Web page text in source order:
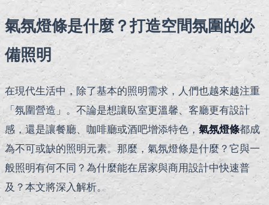
氣氛燈條是什麼？打造空間氛圍的必
備照明
在現代生活中，除了基本的照明需求，人們也越來越注重
「氛圍營造」。不論是想讓臥室更溫馨、客廳更有設計
感，還是讓餐廳、咖啡廳或酒吧增添特色，氣氛燈條都成
為不可或缺的照明元素。那麼，氣氛燈條是什麼？它與一
般照明有何不同？為什麼能在居家與商用設計中快速普
及？本文將深入解析。